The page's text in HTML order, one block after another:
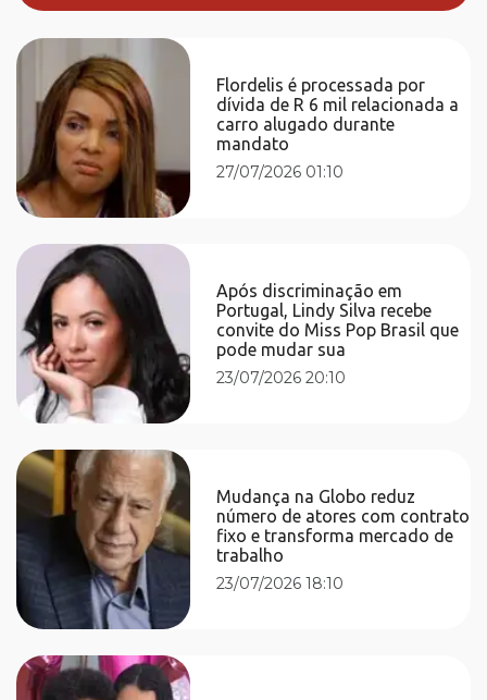
Flordelis é processada por
dívida de R 6 mil relacionada a
carro alugado durante
mandato
27/07/2026 01:10
Após discriminação em
Portugal, Lindy Silva recebe
convite do Miss Pop Brasil que
pode mudar sua
23/07/2026 20:10
Mudança na Globo reduz
número de atores com contrato
fixo e transforma mercado de
trabalho
23/07/2026 18:10